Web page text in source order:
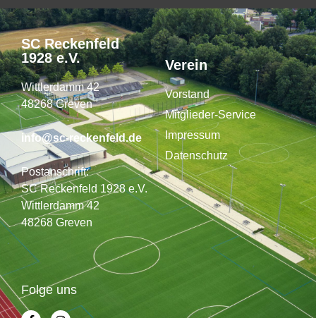
SC Reckenfeld
1928 e.V.
Wittlerdamm 42
48268 Greven
info@sc-reckenfeld.de
Postanschrift:
SC Reckenfeld 1928 e.V.
Wittlerdamm 42
48268 Greven
Verein
Vorstand
Mitglieder-Service
Impressum
Datenschutz
Folge uns